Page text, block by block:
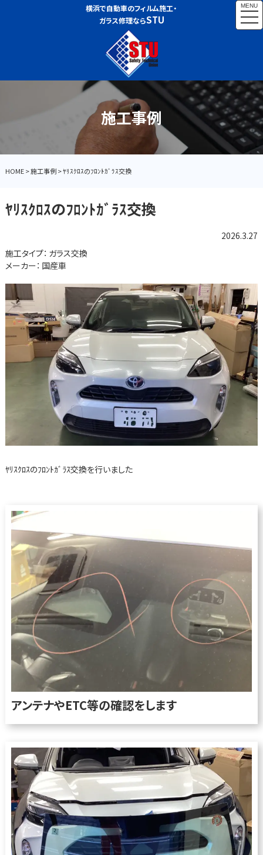
横浜で自動車のフィルム施工・
ガラス修理ならSTU
MENU
施工事例
HOME>施工事例>ﾔﾘｽｸﾛｽのﾌﾛﾝﾄｶﾞﾗｽ交換
ﾔﾘｽｸﾛｽのﾌﾛﾝﾄｶﾞﾗｽ交換
2026.3.27
施工タイプ： ガラス交換
メーカー： 国産車
ﾔﾘｽｸﾛｽのﾌﾛﾝﾄｶﾞﾗｽ交換を行いました
アンテナやETC等の確認をします